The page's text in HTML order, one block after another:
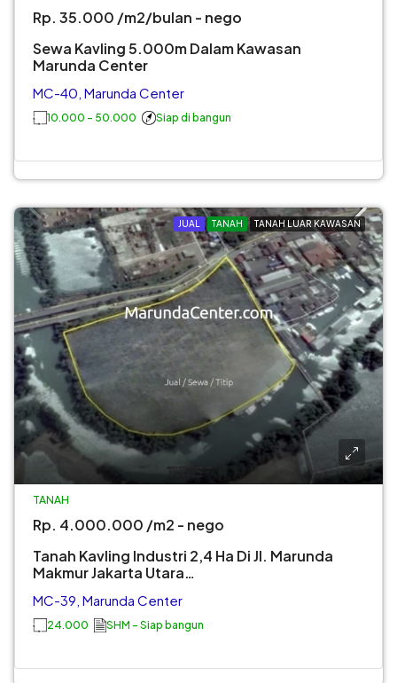
Rp. 35.000 /m2/bulan - nego
Sewa Kavling 5.000m Dalam Kawasan
Marunda Center
MC-40, Marunda Center
10.000 - 50.000 Siap di bangun
JUAL TANAH TANAH LUAR KAWASAN
TANAH
Rp. 4.000.000 /m2 - nego
Tanah Kavling Industri 2,4 Ha Di Jl. Marunda
Makmur Jakarta Utara…
MC-39, Marunda Center
24.000 SHM - Siap bangun